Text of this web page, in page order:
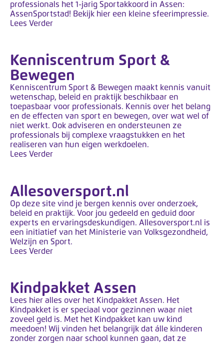
professionals het 1-jarig Sportakkoord in Assen:
AssenSportstad! Bekijk hier een kleine sfeerimpressie.
Lees Verder
Kenniscentrum Sport &
Bewegen
Kenniscentrum Sport & Bewegen maakt kennis vanuit
wetenschap, beleid en praktijk beschikbaar en
toepasbaar voor professionals. Kennis over het belang
en de effecten van sport en bewegen, over wat wel of
niet werkt. Ook adviseren en ondersteunen ze
professionals bij complexe vraagstukken en het
realiseren van hun eigen werkdoelen.
Lees Verder
Allesoversport.nl
Op deze site vind je bergen kennis over onderzoek,
beleid en praktijk. Voor jou gedeeld en geduid door
experts en ervaringsdeskundigen. Allesoversport.nl is
een initiatief van het Ministerie van Volksgezondheid,
Welzijn en Sport.
Lees Verder
Kindpakket Assen
Lees hier alles over het Kindpakket Assen. Het
Kindpakket is er speciaal voor gezinnen waar niet
zoveel geld is. Met het Kindpakket kan uw kind
meedoen! Wij vinden het belangrijk dat álle kinderen
zonder zorgen naar school kunnen gaan, dat ze